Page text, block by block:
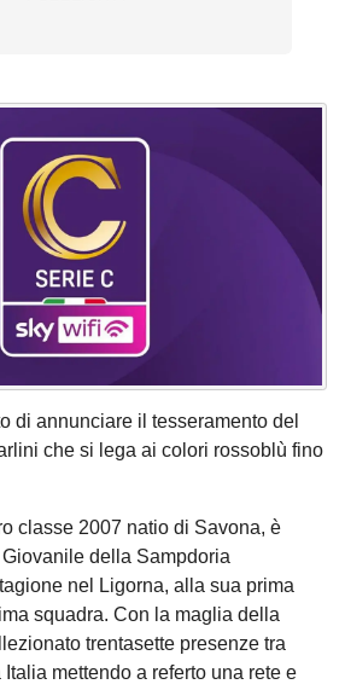
di annunciare il tesseramento del
che si lega ai colori rossoblù fino
classe 2007 natio di Savona, è
della Sampdoria
nel Ligorna, alla sua prima
squadra. Con la maglia della
trentasette presenze tra
mettendo a referto una rete e